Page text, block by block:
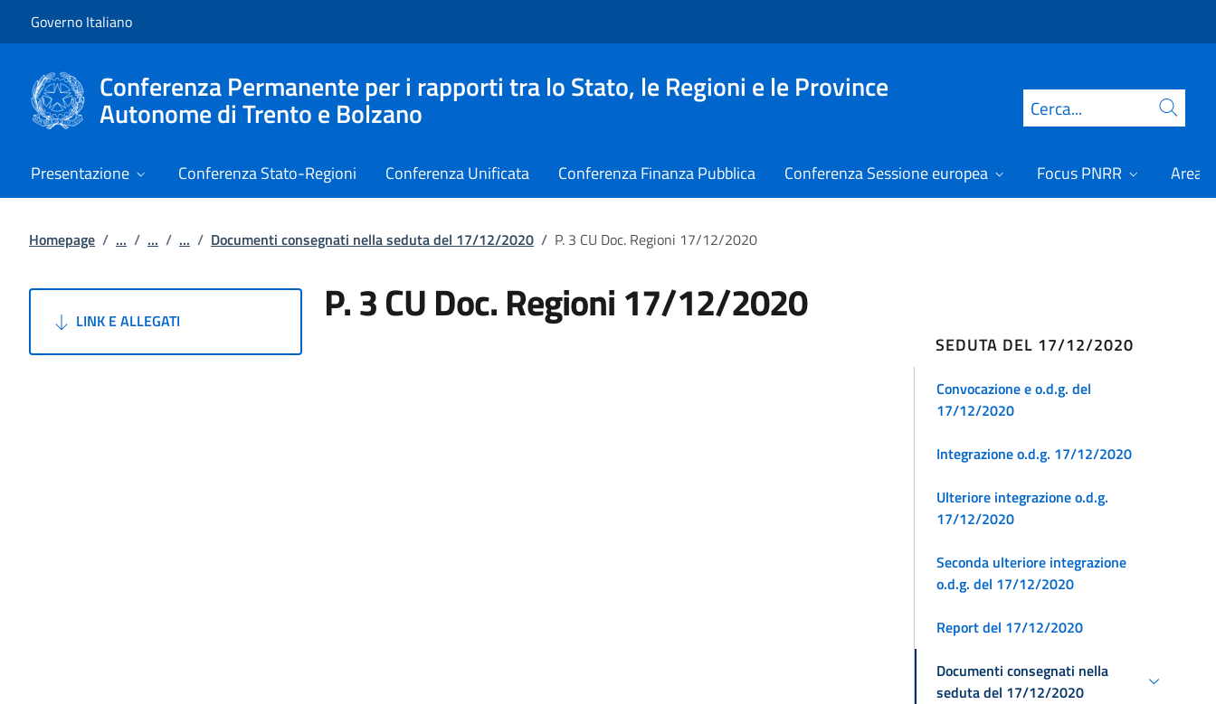
Governo Italiano
Conferenza Permanente per i rapporti tra lo Stato, le Regioni e le Province
Autonome di Trento e Bolzano Cerca
Presentazione Conferenza Stato-Regioni Conferenza Unificata Conferenza Finanza Pubblica Conferenza Sessione europea Focus PNRR Area
Homepage / ... / ... / ... / Documenti consegnati nella seduta del 17/12/2020 / P. 3 CU Doc. Regioni 17/12/2020
LINK E ALLEGATI P. 3 CU Doc. Regioni 17/12/2020
SEDUTA DEL 17/12/2020
Convocazione e o.d.g. del
17/12/2020
Integrazione o.d.g. 17/12/2020
Ulteriore integrazione o.d.g.
17/12/2020
Seconda ulteriore integrazione
o.d.g. del 17/12/2020
Report del 17/12/2020
Documenti consegnati nella
seduta del 17/12/2020